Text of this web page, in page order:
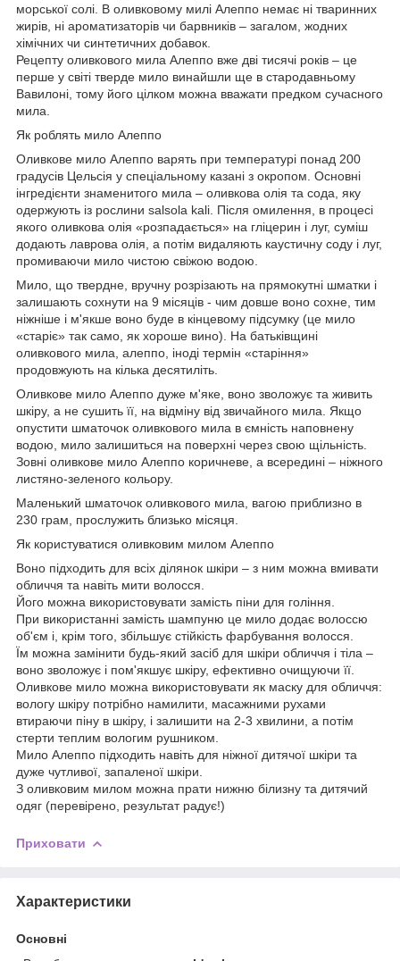
морської солі. В оливковому милі Алеппо немає ні тваринних
жирів, ні ароматизаторів чи барвників – загалом, жодних
хімічних чи синтетичних добавок.
Рецепту оливкового мила Алеппо вже дві тисячі років – це
перше у світі тверде мило винайшли ще в стародавньому
Вавилоні, тому його цілком можна вважати предком сучасного
мила.
Як роблять мило Алеппо
Оливкове мило Алеппо варять при температурі понад 200
градусів Цельсія у спеціальному казані з окропом. Основні
інгредієнти знаменитого мила – оливкова олія та сода, яку
одержують із рослини salsola kali. Після омилення, в процесі
якого оливкова олія «розпадається» на гліцерин і луг, суміш
додають лаврова олія, а потім видаляють каустичну соду і луг,
промиваючи мило чистою свіжою водою.
Мило, що твердне, вручну розрізають на прямокутні шматки і
залишають сохнути на 9 місяців - чим довше воно сохне, тим
ніжніше і м'якше воно буде в кінцевому підсумку (це мило
«старіє» так само, як хороше вино). На батьківщині
оливкового мила, алеппо, іноді термін «старіння»
продовжують на кілька десятиліть.
Оливкове мило Алеппо дуже м'яке, воно зволожує та живить
шкіру, а не сушить її, на відміну від звичайного мила. Якщо
опустити шматочок оливкового мила в ємність наповнену
водою, мило залишиться на поверхні через свою щільність.
Зовні оливкове мило Алеппо коричневе, а всередині – ніжного
листяно-зеленого кольору.
Маленький шматочок оливкового мила, вагою приблизно в
230 грам, прослужить близько місяця.
Як користуватися оливковим милом Алеппо
Воно підходить для всіх ділянок шкіри – з ним можна вмивати
обличчя та навіть мити волосся.
Його можна використовувати замість піни для гоління.
При використанні замість шампуню це мило додає волоссю
об'єм і, крім того, збільшує стійкість фарбування волосся.
Їм можна замінити будь-який засіб для шкіри обличчя і тіла –
воно зволожує і пом'якшує шкіру, ефективно очищуючи її.
Оливкове мило можна використовувати як маску для обличчя:
вологу шкіру потрібно намилити, масажними рухами
втираючи піну в шкіру, і залишити на 2-3 хвилини, а потім
стерти теплим вологим рушником.
Мило Алеппо підходить навіть для ніжної дитячої шкіри та
дуже чутливої, запаленої шкіри.
З оливковим милом можна прати нижню білизну та дитячий
одяг (перевірено, результат радує!)
Приховати
Характеристики
Основні